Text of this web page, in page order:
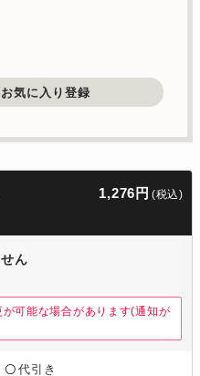
気に入り登録
1,276円 (税込)
ん
可能な場合があります(通知が
〇 代引き